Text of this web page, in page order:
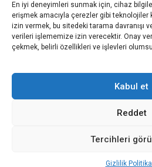
En iyi deneyimleri sunmak için, cihaz
erişmek amacıyla çerezler gibi teknolojiler
izin vermek, bu sitedeki tarama davranışı
verileri işlememize izin verecektir. Onay
çekmek, belirli özellikleri ve işlevleri
Kabul et
Reddet
Tercihleri
Gizlilik
Gold üyelik nedir
Kariyer